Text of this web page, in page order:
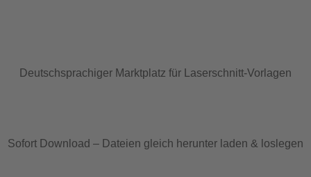
Deutschsprachiger Marktplatz für Laserschnitt-Vorlagen
Sofort Download – Dateien gleich herunter laden & loslegen